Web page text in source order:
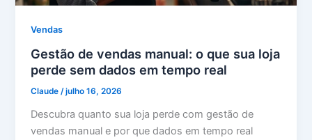
Vendas
Gestão de vendas manual: o que sua loja
perde sem dados em tempo real
Claude/julho 16, 2026
Descubra quanto sua loja perde com gestão de
vendas manual e por que dados em tempo real